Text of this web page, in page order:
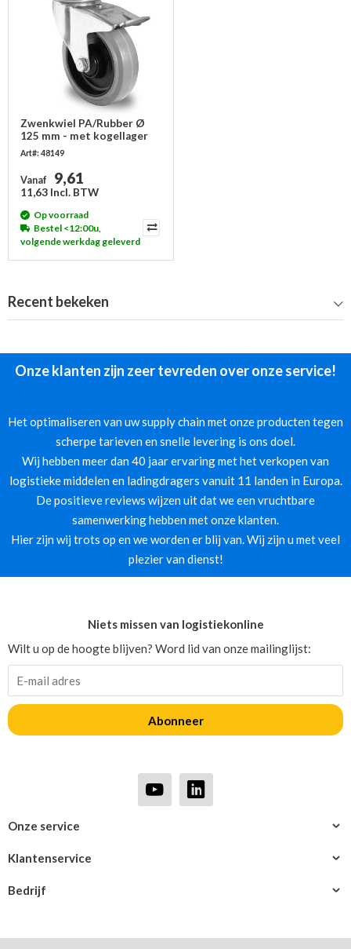
Zwenkwiel PA/Rubber Ø
125 mm - met kogellager
en rem, grijs, 200 kg
Art#: 48149
Vanaf 9,61
11,63 Incl. BTW
Op voorraad
Bestel <12:00u,
volgende werkdag geleverd
Recent bekeken
Onze klanten zijn zeer tevreden over onze service!
Het optimaliseren van uw supply chain met onze producten tegen
scherpe tarieven en snelle levering is ons doel.
Wij hebben meer dan 40 jaar ervaring met het verkopen van
logistieke middelen en ladingdragers vanuit 11 landen in Europa.
De positieve reviews wijzen uit dat we een vruchtbare
samenwerking hebben met onze klanten.
Hier zijn wij trots op en we worden er blij van. Wij zijn u met veel
plezier van dienst!
Bedrijf
Klantenservice
Onze service
Niets missen van logistiekonline
Wilt u op de hoogte blijven? Word lid van onze mailinglijst:
Abonneer